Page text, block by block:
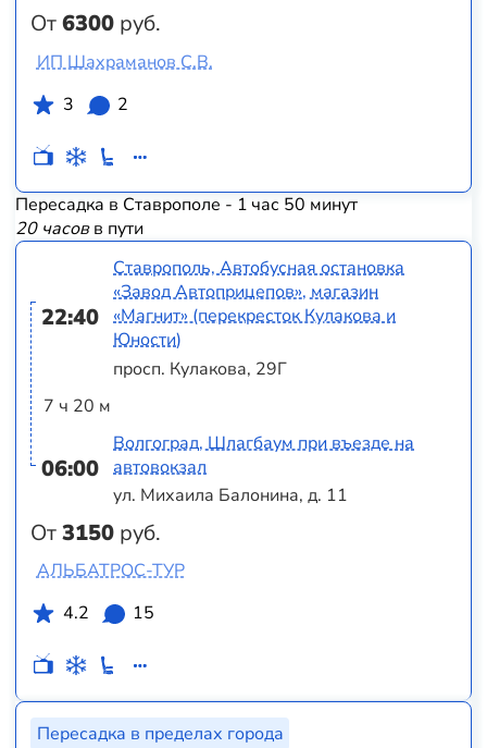
От6300 руб.
ИП Шахраманов С.В.
3
2
Пересадка в Ставрополе - 1 час 50 минут
20 часовв пути
22:40
7 ч 20 м
06:00
От3150 руб.
Ставрополь, Автобусная остановка
«Завод Автоприцепов», магазин
«Магнит» (перекресток Кулакова и
Юности)
просп. Кулакова, 29Г
Волгоград, Шлагбаум при въезде на
автовокзал
ул. Михаила Балонина, д. 11
АЛЬБАТРОС-ТУР
4.2
15
Пересадка в пределах города